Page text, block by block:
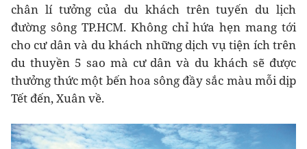
chân lí tưởng của du khách trên tuyến du lịch
đường sông TP.HCM. Không chỉ hứa hẹn mang tới
cho cư dân và du khách những dịch vụ tiện ích trên
du thuyền 5 sao mà cư dân và du khách sẽ được
thưởng thức một bến hoa sông đầy sắc màu mỗi dịp
Tết đến, Xuân về.